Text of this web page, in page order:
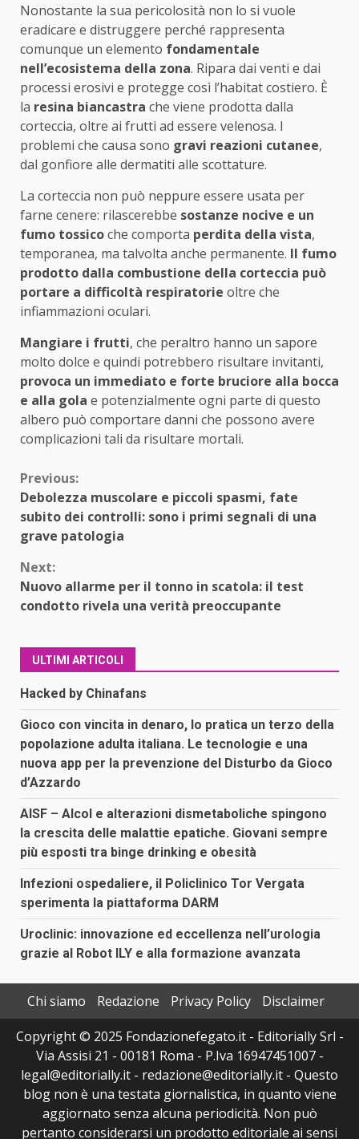
Nonostante la sua pericolosità non lo si vuole
eradicare e distruggere perché rappresenta
comunque un elemento fondamentale
nell’ecosistema della zona. Ripara dai venti e dai
processi erosivi e protegge così l’habitat costiero. È
la resina biancastra che viene prodotta dalla
corteccia, oltre ai frutti ad essere velenosa. I
problemi che causa sono gravi reazioni cutanee,
dal gonfiore alle dermatiti alle scottature.
La corteccia non può neppure essere usata per
farne cenere: rilascerebbe sostanze nocive e un
fumo tossicoche comporta perdita della vista,
temporanea, ma talvolta anche permanente. Il fumo
prodotto dalla combustione della corteccia può
portare a difficoltà respiratorie oltre che
infiammazioni oculari.
Mangiare i frutti, che peraltro hanno un sapore
molto dolce e quindi potrebbero risultare invitanti,
provoca un immediato e forte bruciore alla bocca
e alla gola e potenzialmente ogni parte di questo
albero può comportare danni che possono avere
complicazioni tali da risultare mortali.
Continue
Reading
Previous:
Debolezza muscolare e piccoli spasmi, fate
subito dei controlli: sono i primi segnali di una
grave patologia
Next:
Nuovo allarme per il tonno in scatola: il test
condotto rivela una verità preoccupante
ULTIMI ARTICOLI
Hacked by Chinafans
Gioco con vincita in denaro, lo pratica un terzo della
popolazione adulta italiana. Le tecnologie e una
nuova app per la prevenzione del Disturbo da Gioco
d’Azzardo
AISF – Alcol e alterazioni dismetaboliche spingono
la crescita delle malattie epatiche. Giovani sempre
più esposti tra binge drinking e obesità
Infezioni ospedaliere, il Policlinico Tor Vergata
sperimenta la piattaforma DARM
Uroclinic: innovazione ed eccellenza nell’urologia
grazie al Robot ILY e alla formazione avanzata
Chi siamo Redazione Privacy Policy
Disclaimer
Copyright © 2025 Fondazionefegato.it - Editorially Srl -
Via Assisi 21 - 00181 Roma - P.Iva 16947451007 -
legal@editorially.it - redazione@editorially.it - Questo
blog non è una testata giornalistica, in quanto viene
aggiornato senza alcuna periodicità. Non può
pertanto considerarsi un prodotto editoriale ai sensi